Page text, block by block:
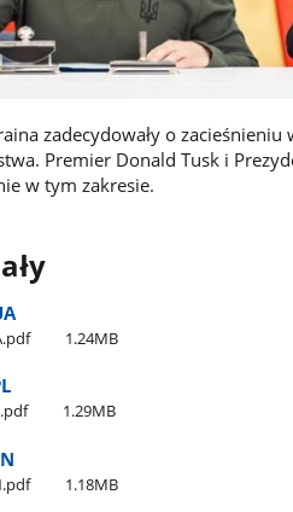
zadecydowały o
Premier Donald Tusk i
w tym zakresie.
1.24MB
1.29MB
1.18MB